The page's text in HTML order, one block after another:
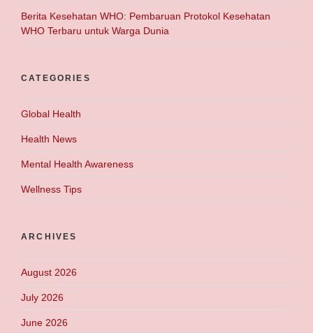
Berita Kesehatan WHO: Pembaruan Protokol Kesehatan
WHO Terbaru untuk Warga Dunia
CATEGORIES
Global Health
Health News
Mental Health Awareness
Wellness Tips
ARCHIVES
August 2026
July 2026
June 2026